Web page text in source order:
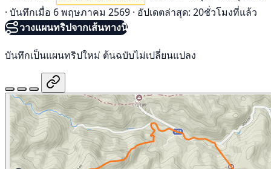
· บันทึกเมื่อ 6 พฤษภาคม 2569 · อัปเดตล่าสุด: 20ชั่วโมงที่แล้ว
วางแผนทริปจากเส้นทางนี้
บันทึกเป็นแผนทริปใหม่ ต้นฉบับไม่เปลี่ยนแปลง